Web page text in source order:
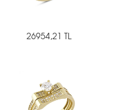
26954,21 TL